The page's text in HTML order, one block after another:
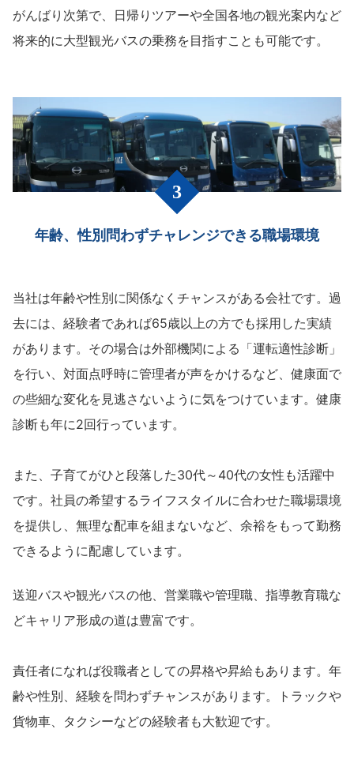
がんばり次第で、日帰りツアーや全国各地の観光案内など
将来的に大型観光バスの乗務を目指すことも可能です。
年齢、性別問わずチャレンジできる職場環境
当社は年齢や性別に関係なくチャンスがある会社です。過
去には、経験者であれば65歳以上の方でも採用した実績
があります。その場合は外部機関による「運転適性診断」
を行い、対面点呼時に管理者が声をかけるなど、健康面で
の些細な変化を見逃さないように気をつけています。健康
診断も年に2回行っています。
また、子育てがひと段落した30代～40代の女性も活躍中
です。社員の希望するライフスタイルに合わせた職場環境
を提供し、無理な配車を組まないなど、余裕をもって勤務
できるように配慮しています。
送迎バスや観光バスの他、営業職や管理職、指導教育職な
どキャリア形成の道は豊富です。
責任者になれば役職者としての昇格や昇給もあります。年
齢や性別、経験を問わずチャンスがあります。トラックや
貨物車、タクシーなどの経験者も大歓迎です。